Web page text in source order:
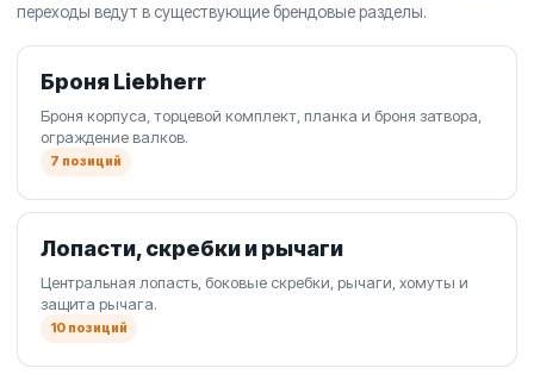
переходы ведут в существующие брендовые разделы.
Броня Liebherr
Броня корпуса, торцевой комплект, планка и броня затвора,
ограждение валков.
7 позиций
Лопасти, скребки и рычаги
Центральная лопасть, боковые скребки, рычаги, хомуты и
защита рычага.
10 позиций